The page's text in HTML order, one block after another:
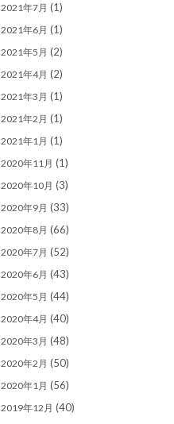
2021年7月 (1)
2021年6月 (1)
2021年5月 (2)
2021年4月 (2)
2021年3月 (1)
2021年2月 (1)
2021年1月 (1)
2020年11月 (1)
2020年10月 (3)
2020年9月 (33)
2020年8月 (66)
2020年7月 (52)
2020年6月 (43)
2020年5月 (44)
2020年4月 (40)
2020年3月 (48)
2020年2月 (50)
2020年1月 (56)
2019年12月 (40)